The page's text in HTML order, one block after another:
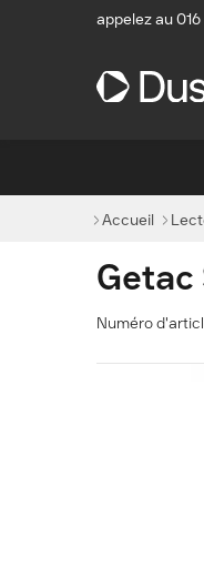
appelez au
Accueil
Getac
Numéro